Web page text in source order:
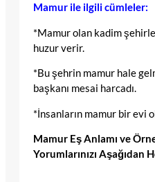
Mamur ile ilgili cümleler:
*Mamur olan kadim
huzur verir.
*Bu şehrin mamur hale
başkanı mesai harcadı.
*İnsanların mamur bir evi
Mamur Eş Anlamı ve
Yorumlarınızı Aşağıdan